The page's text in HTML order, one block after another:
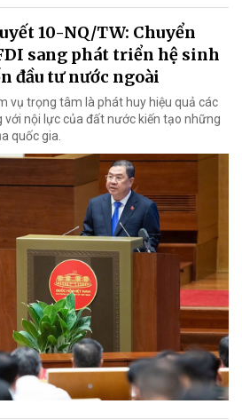
10-NQ/TW: Chuyển
sang phát triển hệ sinh
đầu tư nước ngoài
vụ trọng tâm là phát huy hiệu quả các
với nội lực của đất nước kiến tạo những
quốc gia.